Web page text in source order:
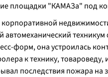
площадки "КАМАЗа" под
автомеханический
форм, она устроилась
к технику,
последствия пожара